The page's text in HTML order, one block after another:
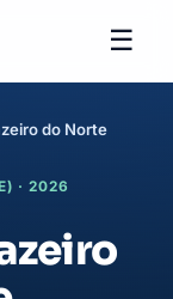
☰
do Norte
· 2026